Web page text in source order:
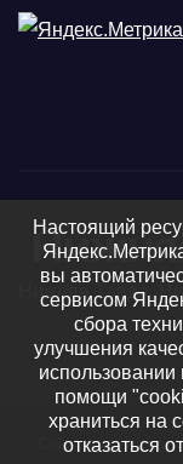
Нижняя Тавда,
Сайт работает на
Настоящий
вы
сервисом
сбора
улучшения
помощи
храниться на
отказаться